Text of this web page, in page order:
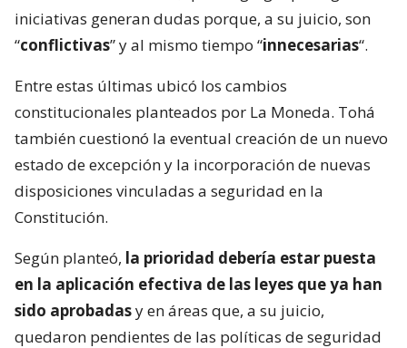
iniciativas generan dudas porque, a su juicio, son
“conflictivas” y al mismo tiempo “innecesarias“.
Entre estas últimas ubicó los cambios
constitucionales planteados por La Moneda. Tohá
también cuestionó la eventual creación de un nuevo
estado de excepción y la incorporación de nuevas
disposiciones vinculadas a seguridad en la
Constitución.
Según planteó, la prioridad debería estar puesta
en la aplicación efectiva de las leyes que ya han
sido aprobadasy en áreas que, a su juicio,
quedaron pendientes de las políticas de seguridad